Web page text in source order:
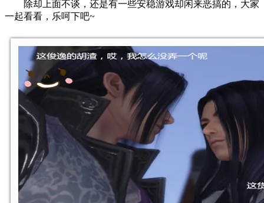
除却上面不谈，还是有一些安稳游戏却闲来恶搞的，大家
一起看看，乐呵下吧~